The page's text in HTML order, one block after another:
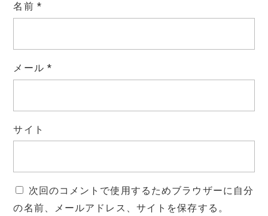
名前 *
メール *
サイト
次回のコメントで使用するためブラウザーに自分
の名前、メールアドレス、サイトを保存する。